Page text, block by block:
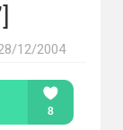
12/2004